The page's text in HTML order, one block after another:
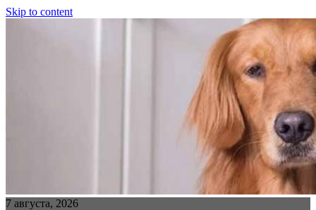
Skip to content
7 августа, 2026